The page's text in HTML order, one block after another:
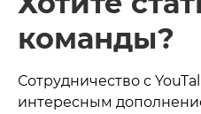
команды?
Сотрудничество с
интересным